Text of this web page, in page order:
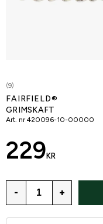
(9)
FAIRFIELD®
GRIMSKAFT
Art. nr 420096-10-00000
229 KR
- +